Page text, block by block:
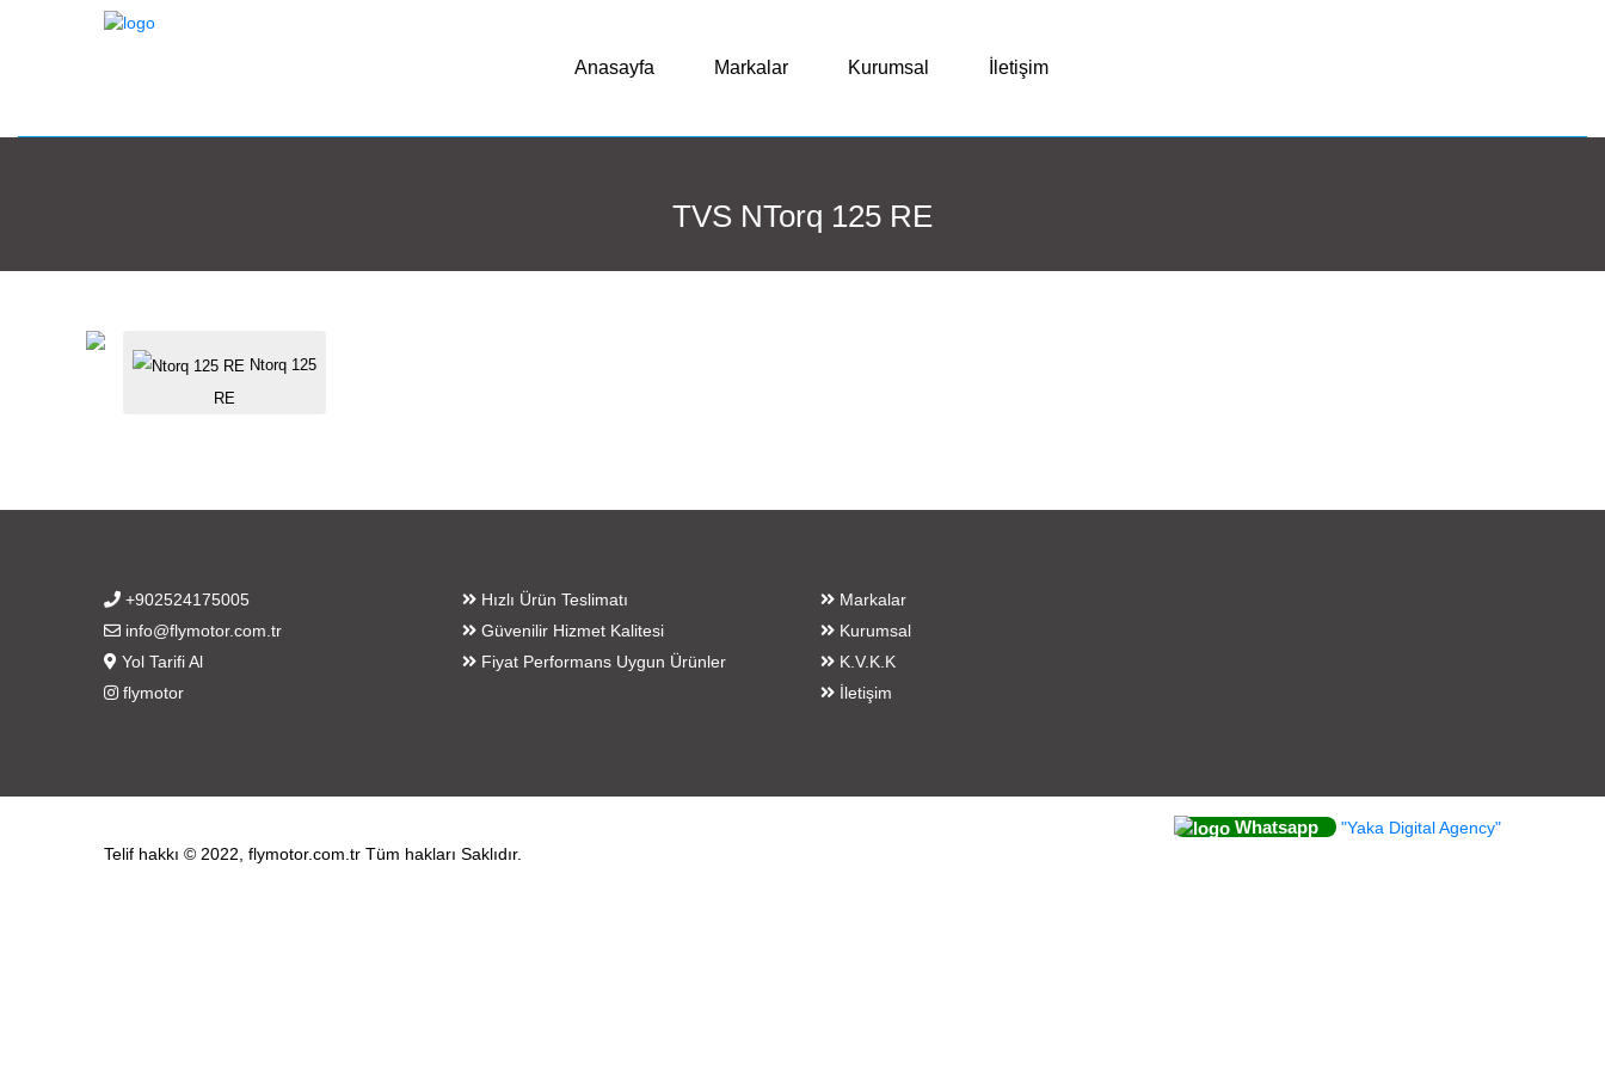
Anasayfa Markalar Kurumsal İletişim
TVS NTorq 125 RE
Ntorq 125
RE
+902524175005
info@flymotor.com.tr
Yol Tarifi Al
flymotor
Hızlı Ürün Teslimatı
Güvenilir Hizmet Kalitesi
Fiyat Performans Uygun Ürünler
Markalar
Kurumsal
K.V.K.K
İletişim
Telif hakkı © 2022, flymotor.com.tr Tüm hakları Saklıdır.
Whatsapp "Yaka Digital Agency"